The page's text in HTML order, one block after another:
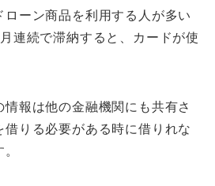
ーン商品を利用する人が多い
連続で滞納すると、カードが使
報は他の金融機関にも共有さ
借りる必要がある時に借りれな